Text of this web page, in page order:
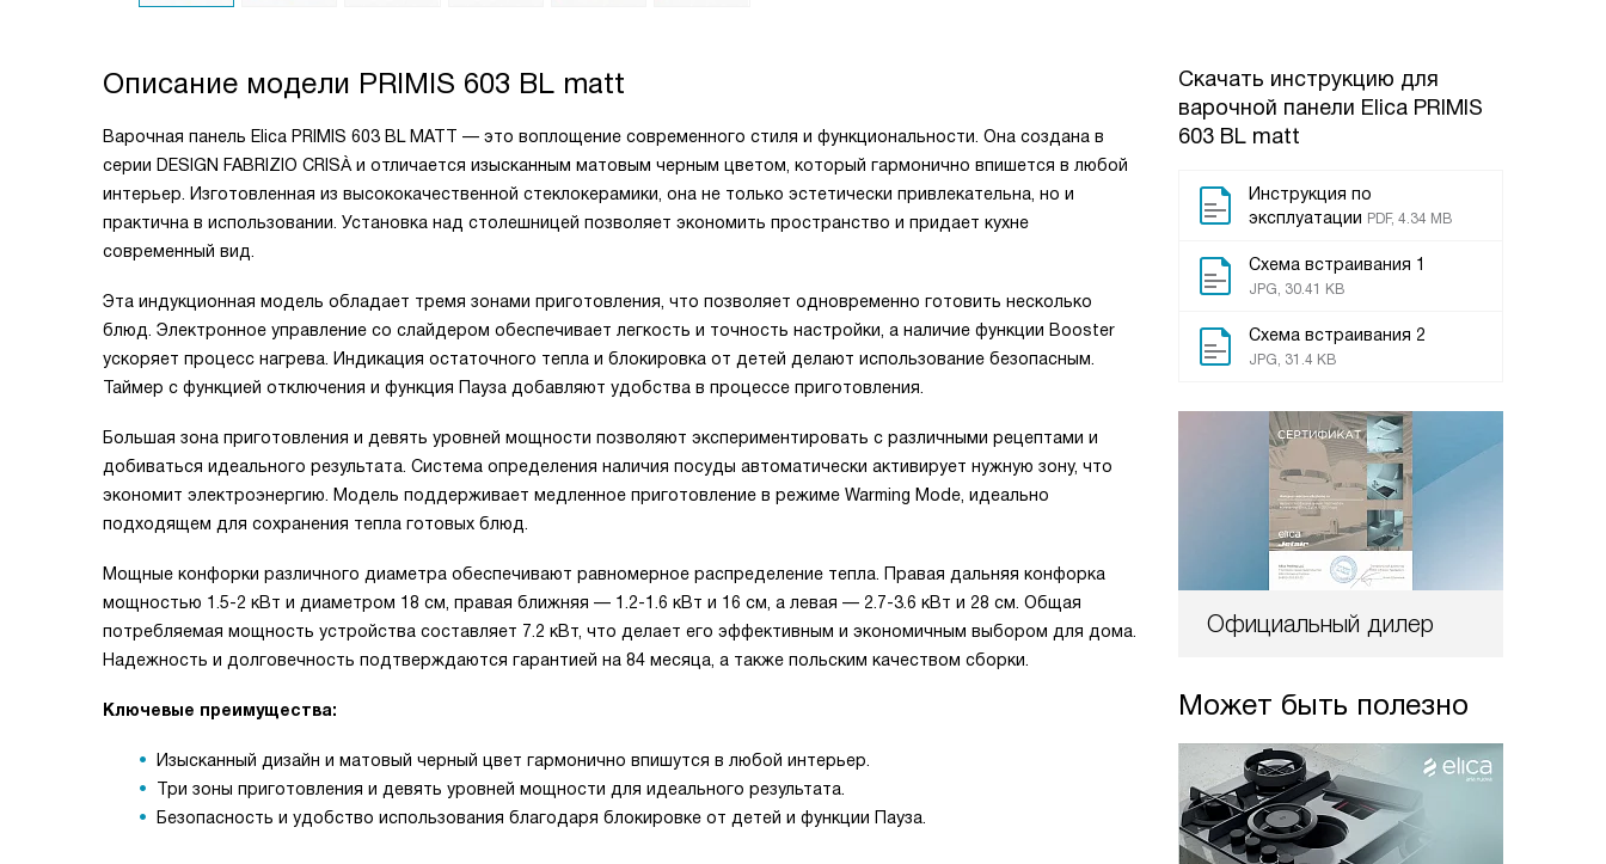
Скачать инструкцию для
варочной панели Elica PRIMIS
603 BL matt
Инструкция по
эксплуатации PDF, 4.34 MB
Схема встраивания 1
JPG, 30.41 KB
Схема встраивания 2
JPG, 31.4 KB
Официальный дилер
Может быть полезно
Описание модели PRIMIS 603 BL matt
Варочная панель Elica PRIMIS 603 BL MATT — это воплощение современного стиля и функциональности. Она создана в
серии DESIGN FABRIZIO CRISÀ и отличается изысканным матовым черным цветом, который гармонично впишется в любой
интерьер. Изготовленная из высококачественной стеклокерамики, она не только эстетически привлекательна, но и
практична в использовании. Установка над столешницей позволяет экономить пространство и придает кухне
современный вид.
Эта индукционная модель обладает тремя зонами приготовления, что позволяет одновременно готовить несколько
блюд. Электронное управление со слайдером обеспечивает легкость и точность настройки, а наличие функции Booster
ускоряет процесс нагрева. Индикация остаточного тепла и блокировка от детей делают использование безопасным.
Таймер с функцией отключения и функция Пауза добавляют удобства в процессе приготовления.
Большая зона приготовления и девять уровней мощности позволяют экспериментировать с различными рецептами и
добиваться идеального результата. Система определения наличия посуды автоматически активирует нужную зону, что
экономит электроэнергию. Модель поддерживает медленное приготовление в режиме Warming Mode, идеально
подходящем для сохранения тепла готовых блюд.
Мощные конфорки различного диаметра обеспечивают равномерное распределение тепла. Правая дальняя конфорка
мощностью 1.5-2 кВт и диаметром 18 см, правая ближняя — 1.2-1.6 кВт и 16 см, а левая — 2.7-3.6 кВт и 28 см. Общая
потребляемая мощность устройства составляет 7.2 кВт, что делает его эффективным и экономичным выбором для дома.
Надежность и долговечность подтверждаются гарантией на 84 месяца, а также польским качеством сборки.
Ключевые преимущества:
Изысканный дизайн и матовый черный цвет гармонично впишутся в любой интерьер.
Три зоны приготовления и девять уровней мощности для идеального результата.
Безопасность и удобство использования благодаря блокировке от детей и функции Пауза.